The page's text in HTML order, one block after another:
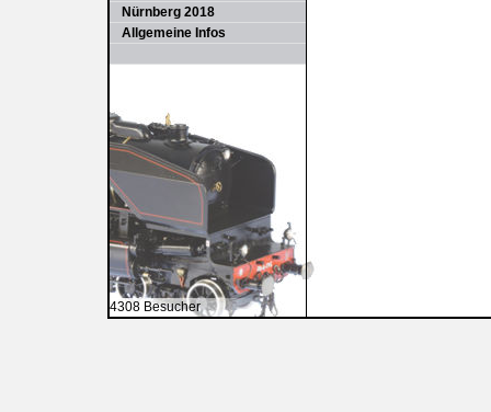
Nürnberg 2018
Allgemeine Infos
4308 Besucher